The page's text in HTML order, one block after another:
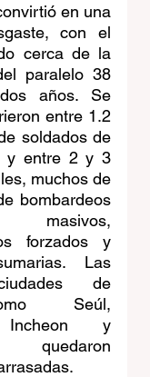
en una
con el
cerca de la
paralelo 38
años.
Se
entre 1.2
soldados de
y entre 2 y 3
muchos de
bombardeos
forzados y
Las
de
Seúl,
Incheon y